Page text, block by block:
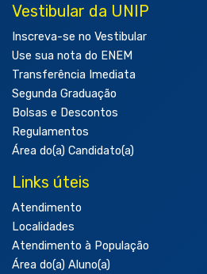
Vestibular da UNIP
Inscreva-se no Vestibular
Use sua nota do ENEM
Transferência Imediata
Segunda Graduação
Bolsas e Descontos
Regulamentos
Área do(a) Candidato(a)
Links úteis
Atendimento
Localidades
Atendimento à População
Área do(a) Aluno(a)